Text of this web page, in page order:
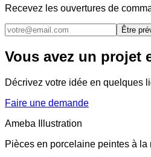
Recevez les ouvertures de
Être
Vous avez un projet
Décrivez votre idée en quelques
Faire une demande
Ameba Illustration
Pièces en porcelaine peintes à la